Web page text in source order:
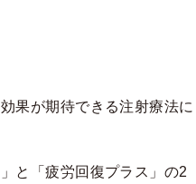
果が期待できる注射療法に
と「疲労回復プラス」の2